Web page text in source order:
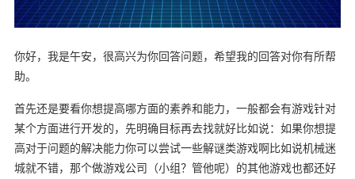
你好，我是午安，很高兴为你回答问题，希望我的回答对你有所帮
助。
首先还是要看你想提高哪方面的素养和能力，一般都会有游戏针对
某个方面进行开发的，先明确目标再去找就好比如说：如果你想提
高对于问题的解决能力你可以尝试一些解谜类游戏啊比如说机械迷
城就不错，那个做游戏公司（小组？管他呢）的其他游戏也都还好